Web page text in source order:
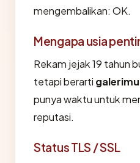
mengembalikan: OK.
Mengapa usia
Rekam jejak 19 tahun
tetapi berarti
punya waktu untuk
reputasi.
Status TLS / SSL